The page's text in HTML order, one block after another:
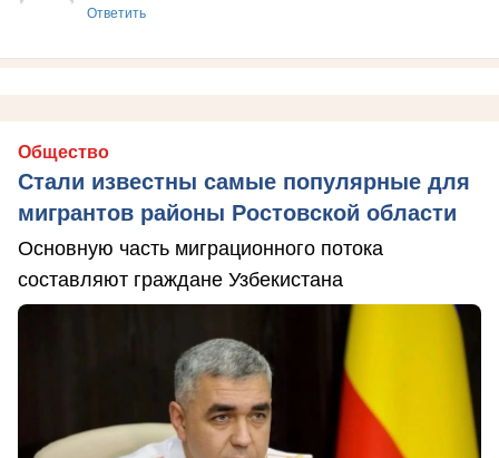
Ответить
Общество
Стали известны самые популярные для
мигрантов районы Ростовской области
Основную часть миграционного потока
составляют граждане Узбекистана